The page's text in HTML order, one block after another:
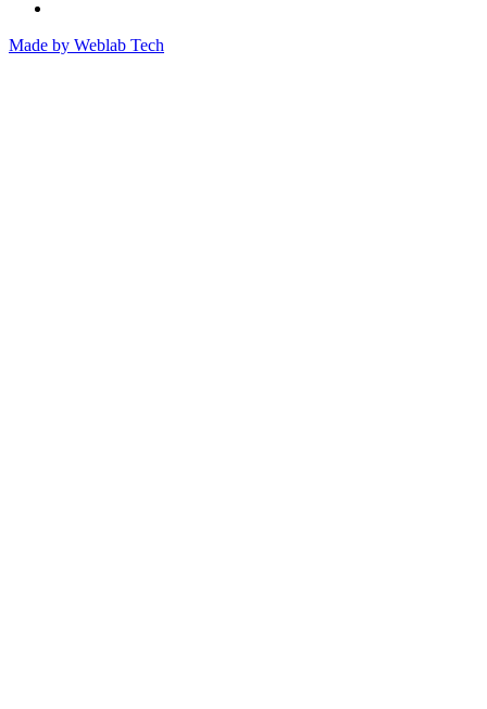
Made by Weblab Tech